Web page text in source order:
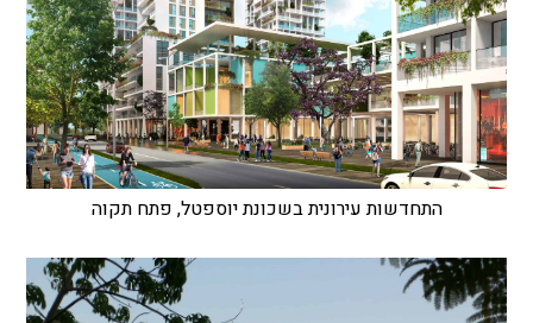
התחדשות עירונית בשכונת יוספטל, פתח תקוה